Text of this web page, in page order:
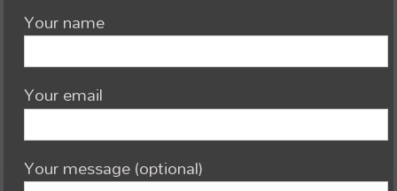
Your name
Your email
Your message (optional)